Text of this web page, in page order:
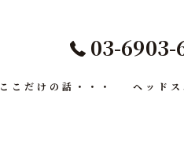
03-6903-
ここだけの話・・・ ヘッド